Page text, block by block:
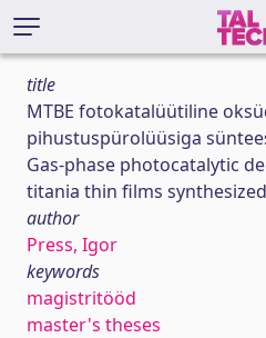
title
MTBE fotokatalüütiline
pihustuspürolüüsiga
Gas-phase photocatalytic
titania thin films
author
Press, Igor
keywords
magistritööd
master's theses